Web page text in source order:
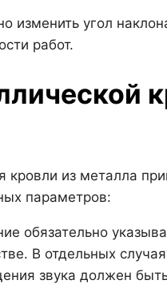
угол
работ.
кровли из металла
параметров:
обязательно
В отдельных
звука должен